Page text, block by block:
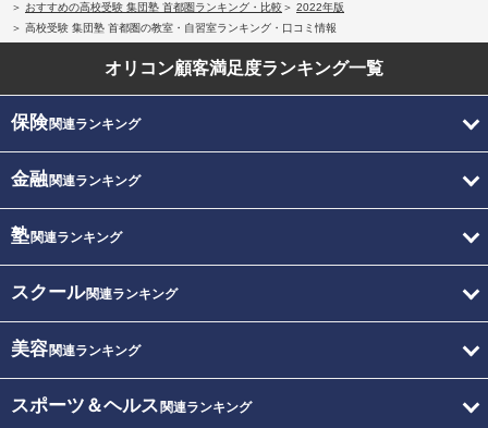
おすすめの高校受験 集団塾 首都圏ランキング・比較
2022年版
高校受験 集団塾 首都圏の教室・自習室ランキング・口コミ情報
オリコン顧客満足度ランキング一覧
保険関連ランキング
金融関連ランキング
塾関連ランキング
スクール関連ランキング
美容関連ランキング
スポーツ＆ヘルス 関連ランキング